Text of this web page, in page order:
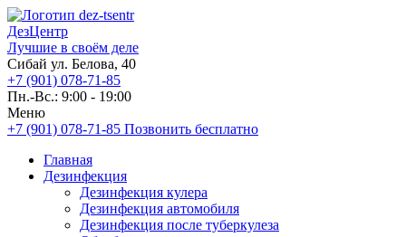
ДезЦентр
Лучшие в своём деле
Сибай ул. Белова, 40
+7 (901) 078-71-85
Пн.-Вс.: 9:00 - 19:00
Меню
+7 (901) 078-71-85 Позвонить бесплатно
Главная
Дезинфекция
Дезинфекция кулера
Дезинфекция автомобиля
Дезинфекция после туберкулеза